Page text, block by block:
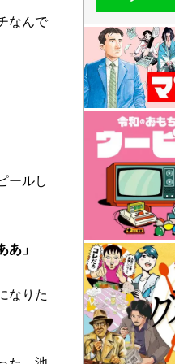
なんで
ールし
あ」
なりた